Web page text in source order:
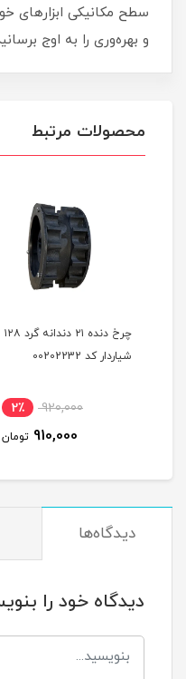
سطح مکانیکی ابزارهای
و بهره‌وری را به اوج
محصولات مرتبط
چرخ دنده ۲۱ دندانه گرد ۱۲۸
شیاردار کد 00202232
920,000 2٪
910,000 تومان
دیدگاه‌ها
دیدگاه خود را